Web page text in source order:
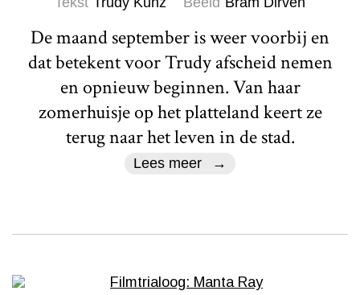
De maand september is weer voorbij en
dat betekent voor Trudy afscheid nemen
en opnieuw beginnen. Van haar
zomerhuisje op het platteland keert ze
terug naar het leven in de stad.
Lees meer